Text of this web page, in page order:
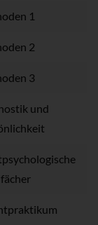
1
2
3
und